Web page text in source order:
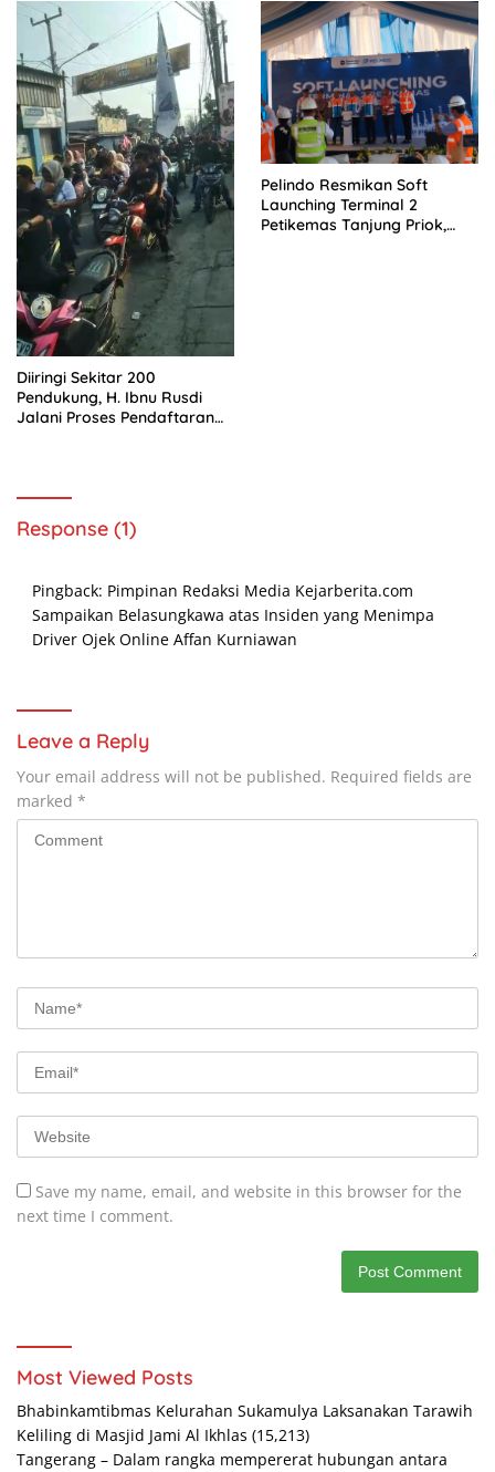
Diiringi Sekitar 200
Pendukung, H. Ibnu Rusdi
Jalani Proses Pendaftaran
Pelindo Resmikan Soft
Launching Terminal 2
Petikemas Tanjung Priok,
Response (1)
Pingback: Pimpinan Redaksi Media Kejarberita.com
Sampaikan Belasungkawa atas Insiden yang Menimpa
Driver Ojek Online Affan Kurniawan
Leave a Reply
Your email address will not be published. Required fields are
marked *
Save my name, email, and website in this browser for the
next time I comment.
Most Viewed Posts
Bhabinkamtibmas Kelurahan Sukamulya Laksanakan Tarawih
Keliling di Masjid Jami Al Ikhlas (15,213)
Tangerang – Dalam rangka mempererat hubungan antara